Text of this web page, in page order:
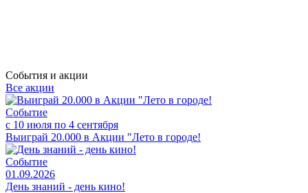
События и акции
Все акции
Событие
с 10 июля по 4 сентября
Выиграй 20.000 в Акции "Лето в городе!
Событие
01.09.2026
День знаний - день кино!